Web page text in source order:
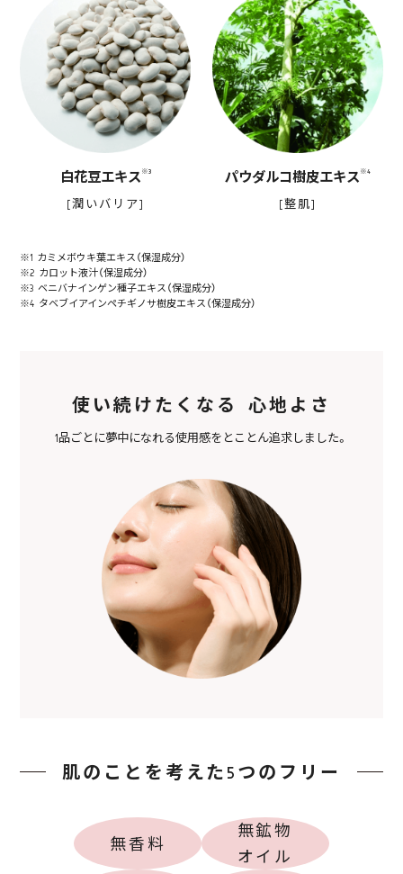
白花豆エキス ※3
[潤いバリア]
パウダルコ樹皮エキス ※4
[整肌]
※1 カミメボウキ葉エキス（保湿成分）
※2 カロット液汁（保湿成分）
※3 ベニバナインゲン種子エキス（保湿成分）
※4 タベブイアインペチギノサ樹皮エキス（保湿成分）
使い続けたくなる 心地よさ
1品ごとに夢中になれる使用感をとことん追求しました。
肌のことを考えた5つのフリー
無香料
無鉱物
オイル